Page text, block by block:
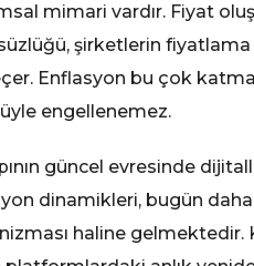
mimari vardır. Fiyat
şirketlerin fiyatlama
Enflasyon bu çok
engellenemez.
güncel evresinde
dinamikleri, bugün
haline gelmektedir.